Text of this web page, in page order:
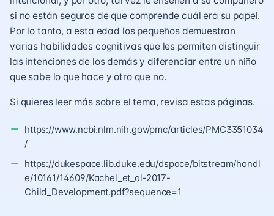
si no están seguros de que comprende cuál era su papel.
Por lo tanto, a esta edad los pequeños demuestran
varias habilidades cognitivas que les permiten distinguir
las intenciones de los demás y diferenciar entre un niño
que sabe lo que hace y otro que no.
Si quieres leer más sobre el tema, revisa estas páginas.
https://www.ncbi.nlm.nih.gov/pmc/articles/PMC3351034
/
https://dukespace.lib.duke.edu/dspace/bitstream/handl
e/10161/14609/Kachel_et_al-2017-
Child_Development.pdf?sequence=1